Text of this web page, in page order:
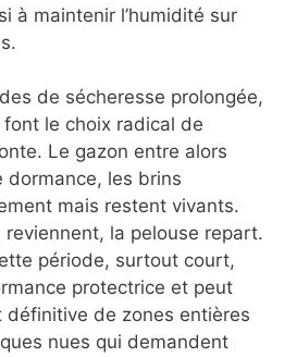
à maintenir l’humidité sur
de sécheresse prolongée,
le choix radical de
Le gazon entre alors
dormance, les brins
mais restent vivants.
reviennent, la pelouse repart.
période, surtout court,
protectrice et peut
définitive de zones entières
nues qui demandent